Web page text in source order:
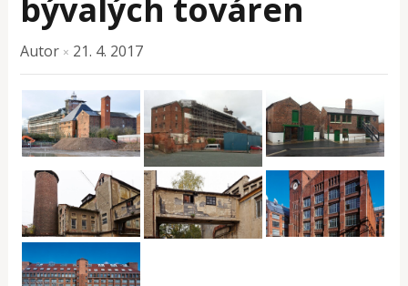
bývalých továren
Autor × 21. 4. 2017